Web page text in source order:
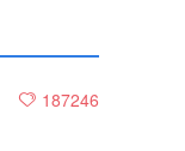
187246